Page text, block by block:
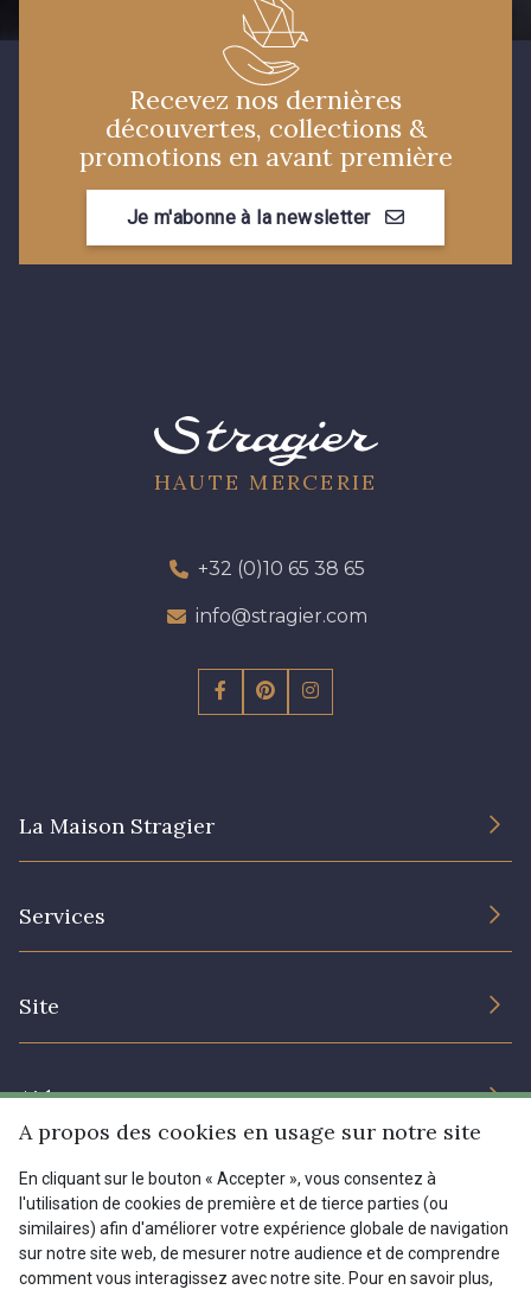
Recevez nos dernières
découvertes, collections &
promotions en avant première
Je m'abonne à la newsletter
HAUTE MERCERIE
+32 (0)10 65 38 65
info@stragier.com
La Maison Stragier
Services
Site
Prix réduits
Aide
Livraison : France, Belgique, International
Retours & réclamations
FAQ - Questions fréquentes
Menu
Tous nos tissus
FR EN
A propos des cookies en usage sur notre site
En cliquant sur le bouton « Accepter », vous consentez à
l'utilisation de cookies de première et de tierce parties (ou
similaires) afin d'améliorer votre expérience globale de navigation
sur notre site web, de mesurer notre audience et de comprendre
comment vous interagissez avec notre site. Pour en savoir plus,